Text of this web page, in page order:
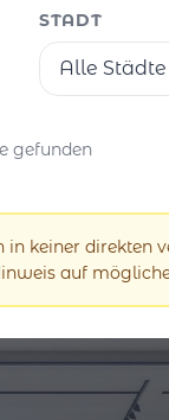
STADT
Alle Städte
gefunden
in keiner direkten
auf